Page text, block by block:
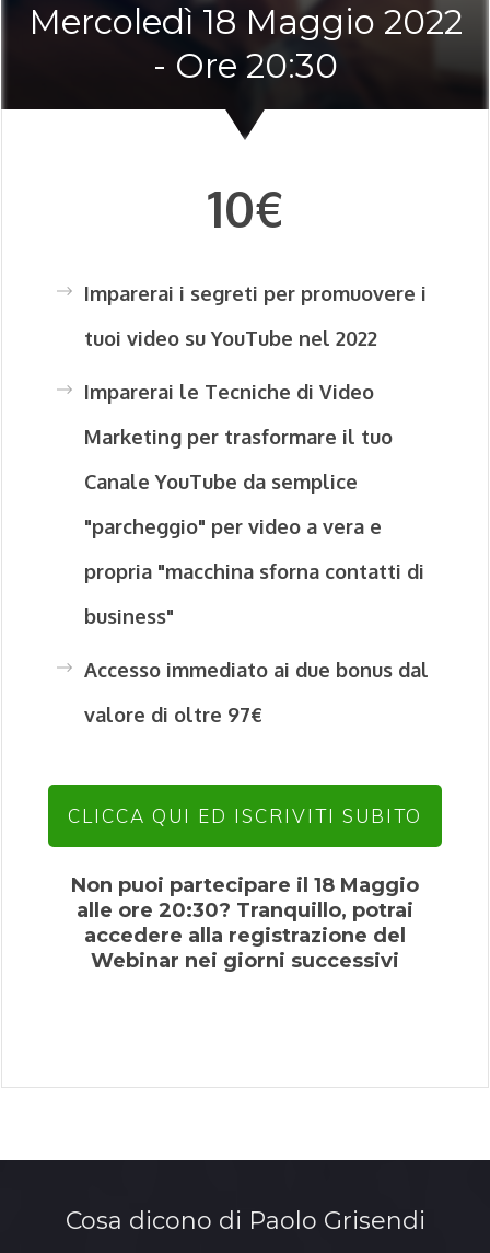
Mercoledì 18 Maggio 2022
- Ore 20:30
10€
Imparerai i segreti per promuovere i
tuoi video su YouTube nel 2022
Imparerai le Tecniche di Video
Marketing per trasformare il tuo
Canale YouTube da semplice
"parcheggio" per video a vera e
propria "macchina sforna contatti di
business"
Accesso immediato ai due bonus dal
valore di oltre 97€
CLICCA QUI ED ISCRIVITI SUBITO
Non puoi partecipare il 18 Maggio
alle ore 20:30? Tranquillo, potrai
accedere alla registrazione del
Webinar nei giorni successivi
Cosa dicono di Paolo Grisendi